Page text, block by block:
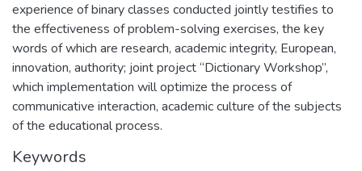
experience of binary classes conducted jointly testifies to
the effectiveness of problem-solving exercises, the key
words of which are research, academic integrity, European,
innovation, authority; joint project “Dictionary Workshop”,
which implementation will optimize the process of
communicative interaction, academic culture of the subjects
of the educational process.
Keywords